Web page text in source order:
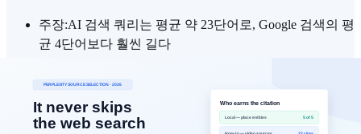
주장:AI 검색 쿼리는 평균 약 23단어로, Google 검색의 평
균 4단어보다 훨씬 길다
주장:AI 검색 세션은 평균 약 6분으로, Google에서 수초
머무는 것과 크게 다르다